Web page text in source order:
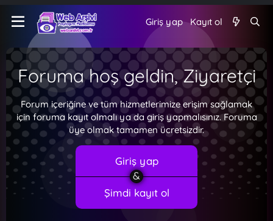
Giriş yap Kayıt ol
Foruma hoş geldin, Ziyaretçi
Forum içeriğine ve tüm hizmetlerimize erişim sağlamak
için foruma kayıt olmalı ya da giriş yapmalısınız. Foruma
üye olmak tamamen ücretsizdir.
Giriş yap
Şimdi kayıt ol